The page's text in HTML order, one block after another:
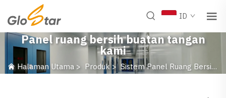
ID
Panel ruang bersih buatan tangan
kami
Halaman Utama > Produk>Sistem Panel Ruang Bersih >